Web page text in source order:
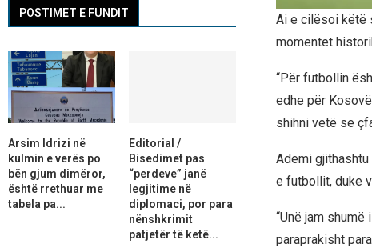
Ai e cilësoi këtë
momentet
“Për futbollin
edhe për
shihni vetë se
Ademi
e futbollit, duke
“Unë jam
paraprakisht
POSTIMET E FUNDIT
Arsim Idrizi në
kulmin e verës po
bën gjum dimëror,
është rrethuar me
tabela pa...
Editorial /
Bisedimet pas
“perdeve” janë
legjitime në
diplomaci, por para
nënshkrimit
patjetër të ketë...